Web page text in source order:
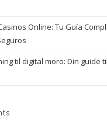
Online: Tu Guía
til digital moro: Din guide